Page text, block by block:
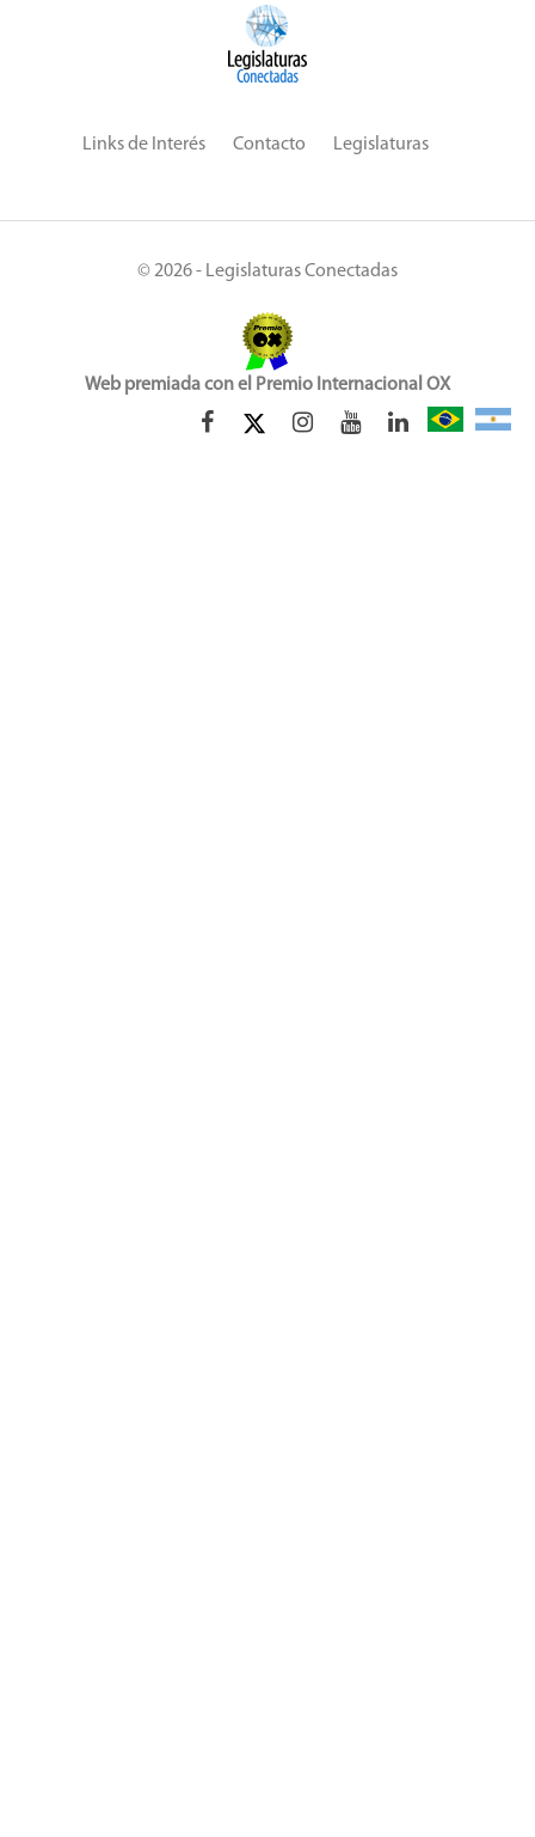
Links de Interés Contacto Legislaturas
© 2026 - Legislaturas Conectadas
Web premiada con el Premio Internacional OX